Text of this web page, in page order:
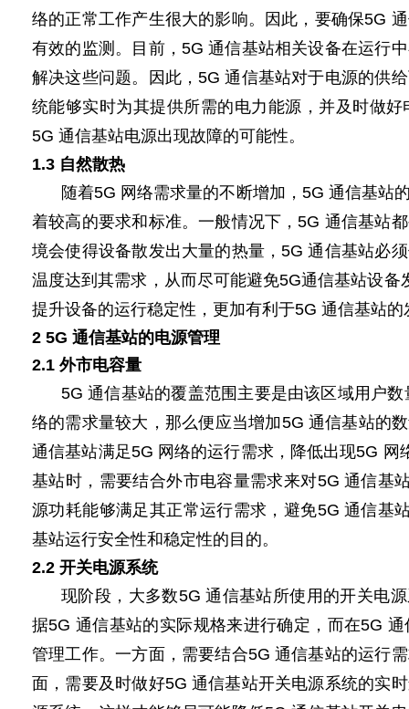
络的正常工作产生很大的影响。因此，要确保5G
有效的监测。目前，5G 通信基站相关设备在运行
解决这些问题。因此，5G 通信基站对于电源的供
统能够实时为其提供所需的电力能源，并及时做好
5G 通信基站电源出现故障的可能性。
1.3 自然散热
随着5G 网络需求量的不断增加，5G 通信基站
着较高的要求和标准。一般情况下，5G 通信基站
境会使得设备散发出大量的热量，5G 通信基站必
温度达到其需求，从而尽可能避免5G通信基站设
提升设备的运行稳定性，更加有利于5G 通信基站的
2 5G 通信基站的电源管理
2.1 外市电容量
5G 通信基站的覆盖范围主要是由该区域用户
络的需求量较大，那么便应当增加5G 通信基站的
通信基站满足5G 网络的运行需求，降低出现5G
基站时，需要结合外市电容量需求来对5G 通信基
源功耗能够满足其正常运行需求，避免5G 通信基
基站运行安全性和稳定性的目的。
2.2 开关电源系统
现阶段，大多数5G 通信基站所使用的开关电
据5G 通信基站的实际规格来进行确定，而在5G
管理工作。一方面，需要结合5G 通信基站的运行
面，需要及时做好5G 通信基站开关电源系统的实